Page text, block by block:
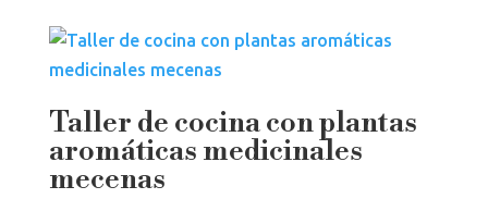
Taller de cocina con plantas
aromáticas medicinales
mecenas